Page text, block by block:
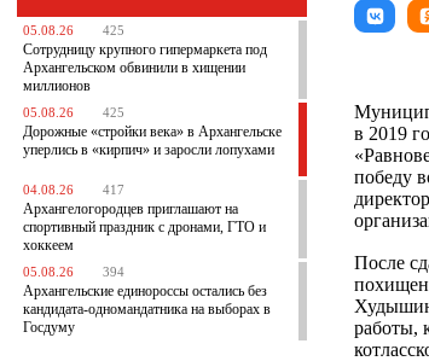
05.08.26 425
Сотрудницу крупного гипермаркета под
Архангельском обвинили в хищении
миллионов
05.08.26 425
Дорожные «стройки века» в Архангельске
уперлись в «кирпич» и заросли лопухами
04.08.26 417
Архангелогородцев приглашают на
спортивный праздник с дронами, ГТО и
хоккеем
05.08.26 394
Архангельские единороссы остались без
кандидата-одномандатника на выборах в
Госдуму
в 2019
победу
После
работы,